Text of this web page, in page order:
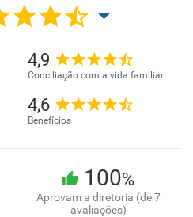
4,9
Conciliação com a vida familiar
4,6
Benefícios
100%
Aprovam a diretoria (de 7
avaliações)